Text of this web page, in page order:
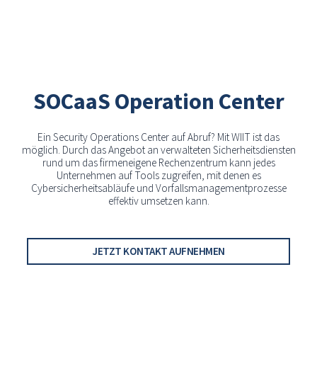
SOCaaS Operation Center
Ein Security Operations Center auf Abruf? Mit WIIT ist das
möglich. Durch das Angebot an verwalteten Sicherheitsdiensten
rund um das firmeneigene Rechenzentrum kann jedes
Unternehmen auf Tools zugreifen, mit denen es
Cybersicherheitsabläufe und Vorfallsmanagementprozesse
effektiv umsetzen kann.
JETZT KONTAKT AUFNEHMEN